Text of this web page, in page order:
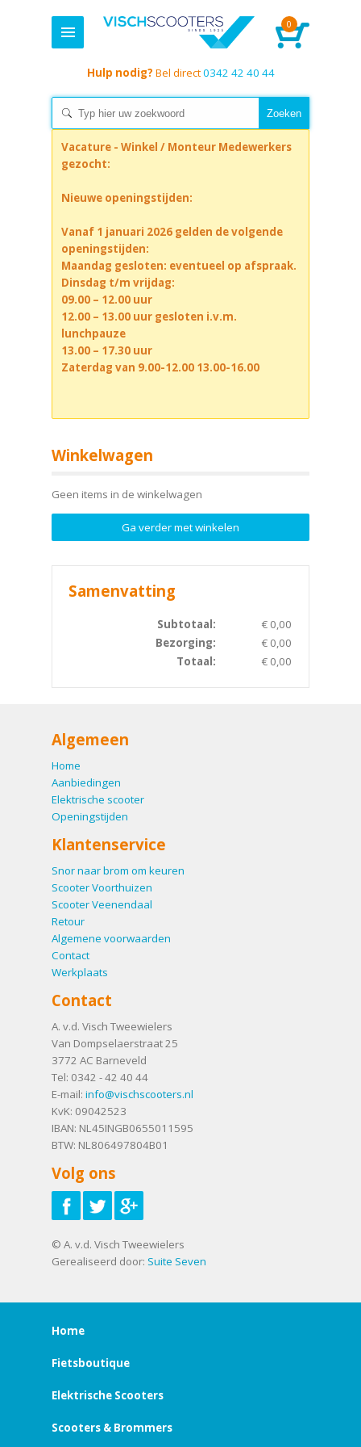
0
Hulp nodig? Bel direct0342 42 40 44
Vacature - Winkel / Monteur Medewerkers
gezocht:
Nieuwe openingstijden:
Vanaf 1 januari 2026 gelden de volgende
openingstijden:
Maandag gesloten: eventueel op afspraak.
Dinsdag t/m vrijdag:
09.00 – 12.00 uur
12.00 – 13.00 uur gesloten i.v.m.
lunchpauze
13.00 – 17.30 uur
Zaterdag van 9.00-12.00 13.00-16.00
Winkelwagen
Geen items in de winkelwagen
Ga verder met winkelen
Samenvatting
Subtotaal: € 0,00
Bezorging:
€ 0,00
Totaal:
€ 0,00
Algemeen
Home
Aanbiedingen
Elektrische scooter
Openingstijden
Klantenservice
Snor naar brom om keuren
Scooter Voorthuizen
Scooter Veenendaal
Retour
Algemene voorwaarden
Contact
Werkplaats
Contact
A. v.d. Visch Tweewielers
Van Dompselaerstraat 25
3772 AC Barneveld
Tel: 0342 - 42 40 44
E-mail: info@vischscooters.nl
KvK: 09042523
IBAN: NL45INGB0655011595
BTW: NL806497804B01
Volg ons
© A. v.d. Visch Tweewielers
Gerealiseerd door: Suite Seven
Home
Fietsboutique
Elektrische Scooters
Scooters & Brommers